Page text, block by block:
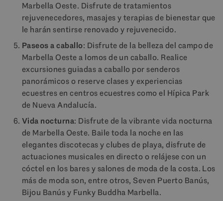
Marbella Oeste. Disfrute de tratamientos
rejuvenecedores, masajes y terapias de bienestar que
le harán sentirse renovado y rejuvenecido.
Paseos a caballo: Disfrute de la belleza del campo de
Marbella Oeste a lomos de un caballo. Realice
excursiones guiadas a caballo por senderos
panorámicos o reserve clases y experiencias
ecuestres en centros ecuestres como el Hípica Park
de Nueva Andalucía.
Vida nocturna: Disfrute de la vibrante vida nocturna
de Marbella Oeste. Baile toda la noche en las
elegantes discotecas y clubes de playa, disfrute de
actuaciones musicales en directo o relájese con un
cóctel en los bares y salones de moda de la costa. Los
más de moda son, entre otros, Seven Puerto Banús,
Bijou Banús y Funky Buddha Marbella.